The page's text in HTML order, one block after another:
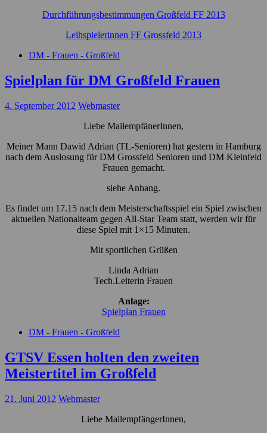
Durchführungsbestimmungen Großfeld FF 2013
Leihspielerinnen FF Grossfeld 2013
DM - Frauen - Großfeld
Spielplan für DM Großfeld Frauen
4. September 2012 Webmaster
Liebe MailempfänerInnen,
Meiner Mann Dawid Adrian (TL-Senioren) hat gestern in Hamburg
nach dem Auslosung für DM Grossfeld Senioren und DM Kleinfeld
Frauen gemacht.
siehe Anhang.
Es findet um 17.15 nach dem Meisterschaftsspiel ein Spiel zwischen
aktuellen Nationalteam gegen All-Star Team statt, werden wir für
diese Spiel mit 1×15 Minuten.
Mit sportlichen Grüßen
Linda Adrian
Tech.Leiterin Frauen
Anlage:
Spielplan Frauen
DM - Frauen - Großfeld
GTSV Essen holten den zweiten
Meistertitel im Großfeld
21. Juni 2012 Webmaster
Liebe MailempfängerInnen,